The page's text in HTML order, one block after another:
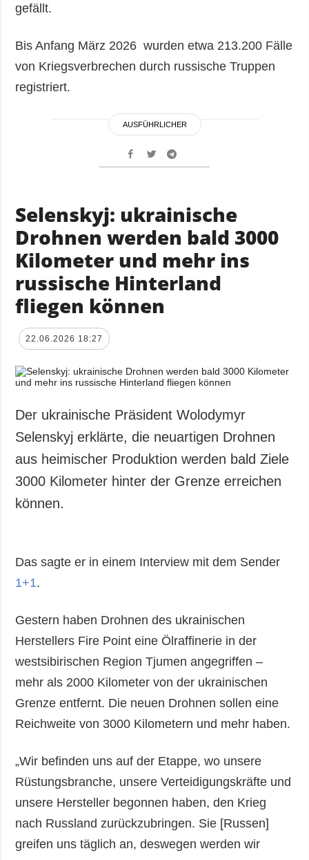
gefällt.
Bis Anfang März 2026 wurden etwa 213.200 Fälle
von Kriegsverbrechen durch russische Truppen
registriert.
AUSFÜHRLICHER
Selenskyj: ukrainische
Drohnen werden bald 3000
Kilometer und mehr ins
russische Hinterland
fliegen können
22.06.2026 18:27
Der ukrainische Präsident Wolodymyr
Selenskyj erklärte, die neuartigen Drohnen
aus heimischer Produktion werden bald Ziele
3000 Kilometer hinter der Grenze erreichen
können.
Das sagte er in einem Interview mit dem Sender
1+1.
Gestern haben Drohnen des ukrainischen
Herstellers Fire Point eine Ölraffinerie in der
westsibirischen Region Tjumen angegriffen –
mehr als 2000 Kilometer von der ukrainischen
Grenze entfernt. Die neuen Drohnen sollen eine
Reichweite von 3000 Kilometern und mehr haben.
„Wir befinden uns auf der Etappe, wo unsere
Rüstungsbranche, unsere Verteidigungskräfte und
unsere Hersteller begonnen haben, den Krieg
nach Russland zurückzubringen. Sie [Russen]
greifen uns täglich an, deswegen werden wir